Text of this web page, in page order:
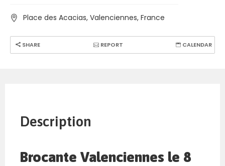
Place des Acacias, Valenciennes, France
SHARE REPORT CALENDAR
Description
Brocante Valenciennes le 8